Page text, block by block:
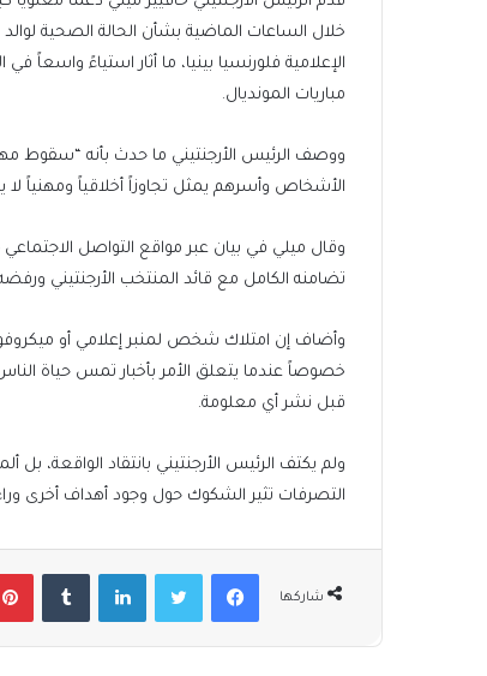
خلال الساعات الماضية بشأن الحالة الصحية
الإعلامية فلورنسيا بينيا، ما أثار استياءً
مباريات المونديال.
ووصف الرئيس الأرجنتيني ما حدث بأنه “سقوط
الأشخاص وأسرهم يمثل تجاوزاً أخلاقياً ومهنياً لا
وقال ميلي في بيان عبر مواقع التواصل
تضامنه الكامل مع قائد المنتخب الأرجنتيني
وأضاف إن امتلاك شخص لمنبر إعلامي أو
خصوصاً عندما يتعلق الأمر بأخبار تمس حياة
قبل نشر أي معلومة.
ولم يكتف الرئيس الأرجنتيني بانتقاد الواقعة،
التصرفات تثير الشكوك حول وجود أهداف أخرى
شاركها
فيسبوكتويتر لينكدإن